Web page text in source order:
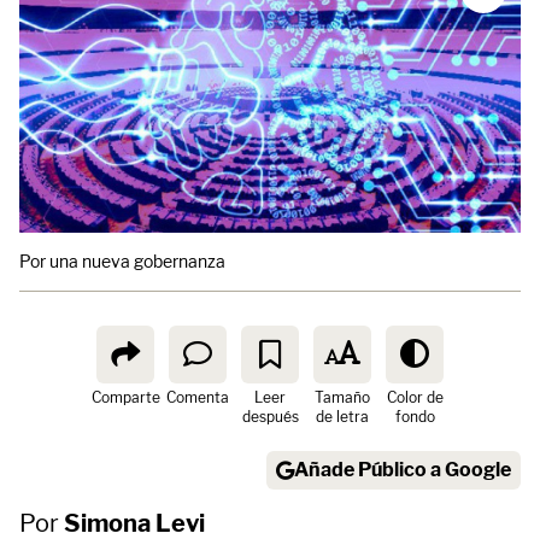
Por una nueva gobernanza
Comparte Comenta
Leer
después
Tamaño
de letra
Color de
fondo
Añade Público a Google
PorSimona Levi